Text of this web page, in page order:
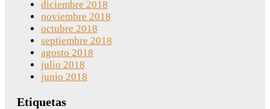
diciembre 2018
noviembre 2018
octubre 2018
septiembre 2018
agosto 2018
julio 2018
junio 2018
Etiquetas